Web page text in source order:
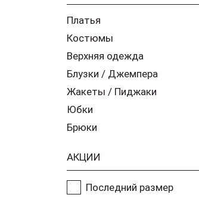
Платья
Костюмы
Верхняя одежда
Блузки / Джемпера
Жакеты / Пиджаки
Юбки
Брюки
АКЦИИ
Последний размер